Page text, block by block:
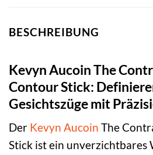
BESCHREIBUNG
Kevyn Aucoin The
Contour Stick:
Gesichtszüge mit
Der Kevyn Aucoin The
Stick ist ein unverzichtbares